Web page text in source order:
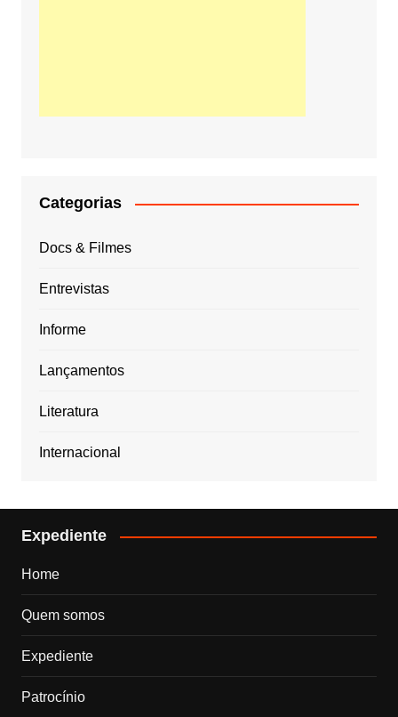
Categorias
Docs & Filmes
Entrevistas
Informe
Lançamentos
Literatura
Internacional
Expediente
Home
Quem somos
Expediente
Patrocínio